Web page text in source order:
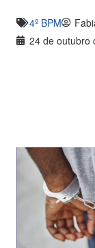
4º BPM
24 de outubro